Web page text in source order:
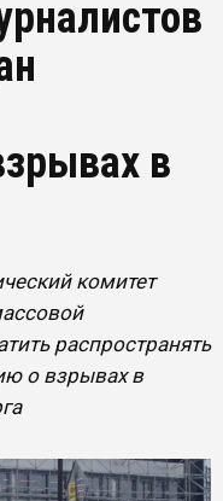
в
комитет
распространять
о взрывах в